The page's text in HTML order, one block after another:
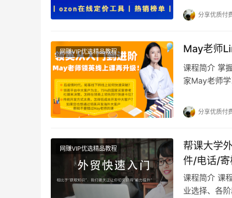
工作事项、
分享优质付
网赚VIP优选精品教程 May老师
课程简介 掌
家May老师
分享优质付
网赚VIP优选精品教程
帮课大学
件/电话/寄
课程简介 课
业选择、各